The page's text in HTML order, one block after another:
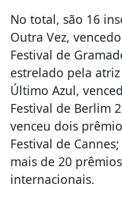
No total, são 16
Outra Vez,
Festival de
estrelado pela
Último Azul,
Festival de Berlim
venceu dois
Festival de
mais de 20
internacionais.